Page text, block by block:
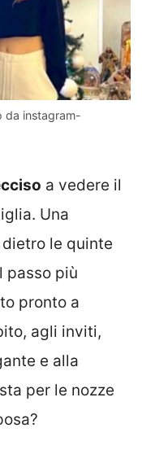
da instagram-
a vedere il
Una
le quinte
passo più
pronto a
agli inviti,
e alla
per le nozze